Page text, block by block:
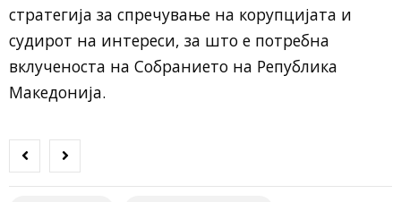
стратегија за спречување на корупцијата и
судирот на интереси, за што е потребна
вклученоста на Собранието на Република
Македонија.